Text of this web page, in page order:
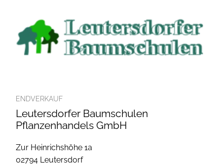
ENDVERKAUF
Leutersdorfer Baumschulen
Pflanzenhandels GmbH
Zur Heinrichshöhe 1a
02794 Leutersdorf